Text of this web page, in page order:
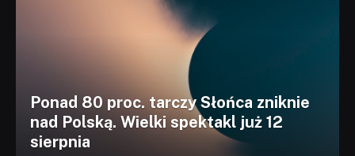
Ponad 80 proc. tarczy Słońca zniknie
nad Polską. Wielki spektakl już 12
sierpnia